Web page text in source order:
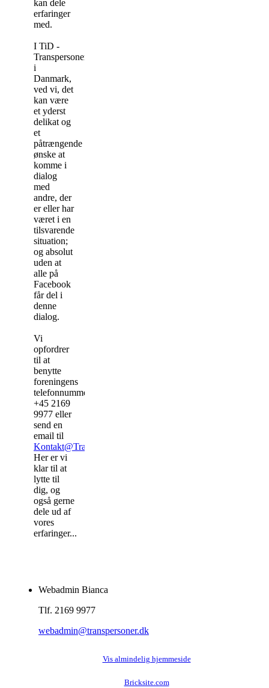
kan dele
erfaringer
med.
I TiD -
Transpersoner
i
Danmark,
ved vi, det
kan være
et yderst
delikat og
et
påtrængende
ønske at
komme i
dialog
med
andre, der
er eller har
været i en
tilsvarende
situation;
og absolut
uden at
alle på
Facebook
får del i
denne
dialog.
Vi
opfordrer
til at
benytte
foreningens
telefonnummer:
+45 2169
9977 eller
send en
email til
Kontakt@Transpersoner.dk
Her er vi
klar til at
lytte til
dig, og
også gerne
dele ud af
vores
erfaringer...
Webadmin Bianca
Tlf. 2169 9977
webadmin@transpersoner.dk
Vis almindelig hjemmeside
Bricksite.com